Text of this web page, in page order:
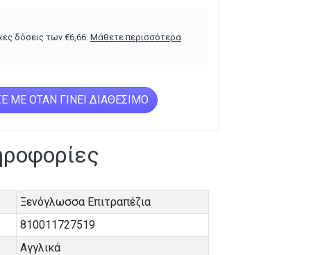
δόσεις των €6,66 Μάθετε περισσότερα
ΜΕ ΌΤΑΝ ΓΊΝΕΙ ΔΙΑΘΈΣΙΜΟ
Ξενόγλωσσα Επιτραπέζια
810011727519
Αγγλικά